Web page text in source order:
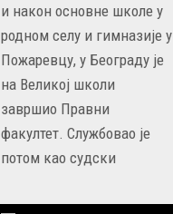
и након основне школе у
родном селу и гимназије у
Пожаревцу, у Београду је
на Великој школи
завршио Правни
факултет. Службовао је
потом као судски